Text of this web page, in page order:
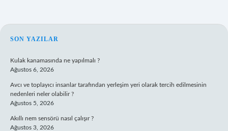
SIDEBAR
SON YAZILAR
Kulak kanamasında ne yapılmalı ?
Ağustos 6, 2026
Avcı ve toplayıcı insanlar tarafından yerleşim yeri olarak tercih edilmesinin
nedenleri neler olabilir ?
Ağustos 5, 2026
Akıllı nem sensörü nasıl çalışır ?
Ağustos 3, 2026